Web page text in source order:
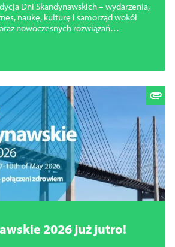
Dni Skandynawskich – wydarzenia,
naukę, kulturę i samorząd wokół
nowoczesnych rozwiązań
2026 już jutro!